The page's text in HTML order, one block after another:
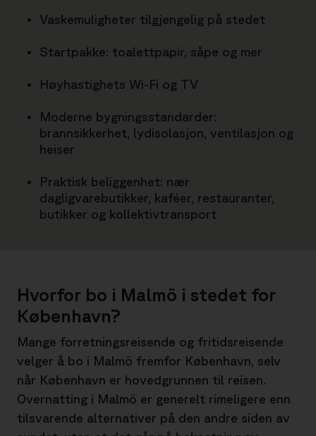
Vaskemuligheter tilgjengelig på stedet
Startpakke: toalettpapir, såpe og mer
Høyhastighets Wi-Fi og TV
Moderne bygningsstandarder:
brannsikkerhet, lydisolasjon, ventilasjon og
heiser
Praktisk beliggenhet: nær
dagligvarebutikker, kaféer, restauranter,
butikker og kollektivtransport
Hvorfor bo i Malmö i stedet for
København?
Mange forretningsreisende og fritidsreisende
velger å bo i Malmö fremfor København, selv
når København er hovedgrunnen til reisen.
Overnatting i Malmö er generelt rimeligere enn
tilsvarende alternativer på den andre siden av